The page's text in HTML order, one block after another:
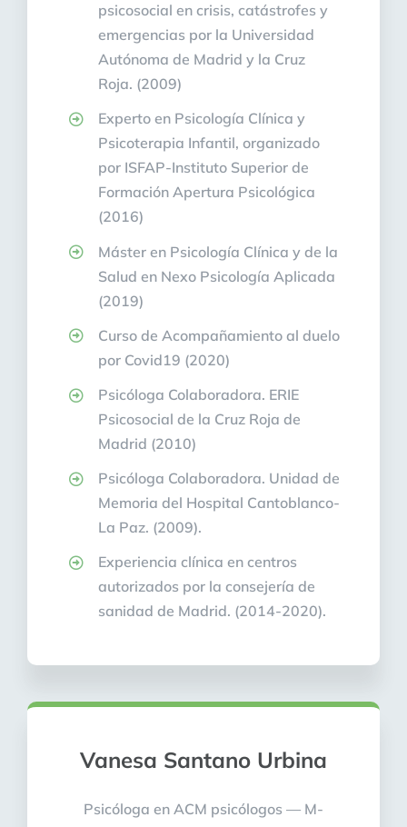
psicosocial en crisis, catástrofes y
emergencias por la Universidad
Autónoma de Madrid y la Cruz
Roja. (2009)
Experto en Psicología Clínica y
Psicoterapia Infantil, organizado
por ISFAP-Instituto Superior de
Formación Apertura Psicológica
(2016)
Máster en Psicología Clínica y de la
Salud en Nexo Psicología Aplicada
(2019)
Curso de Acompañamiento al duelo
por Covid19 (2020)
Psicóloga Colaboradora. ERIE
Psicosocial de la Cruz Roja de
Madrid (2010)
Psicóloga Colaboradora. Unidad de
Memoria del Hospital Cantoblanco-
La Paz. (2009).
Experiencia clínica en centros
autorizados por la consejería de
sanidad de Madrid. (2014-2020).
Vanesa Santano Urbina
Psicóloga en ACM psicólogos — M-